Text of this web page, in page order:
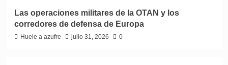
Las operaciones militares de la OTAN y los
corredores de defensa de Europa
Huele a azufre julio 31, 2026 0